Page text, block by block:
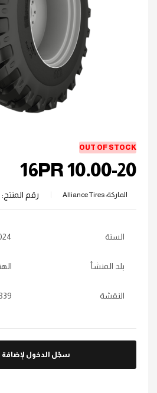
OUT OF STOCK
10.00-20 16PR
الماركة:Alliance Tires رقم المنتج:
السنة
بلد المنشأ
النقشة
سجّل الدخول لإضافة